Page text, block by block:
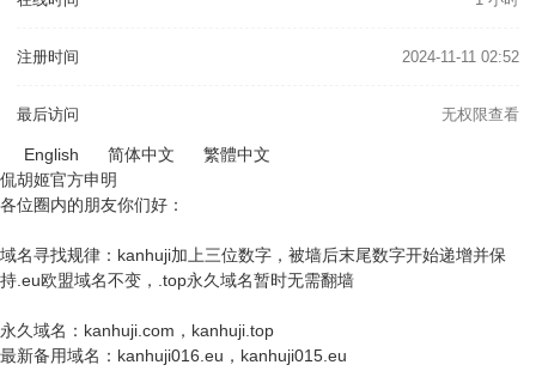
注册时间 2024-11-11 02:52
最后访问 无权限查看
English 简体中文
繁體中文
侃胡姬官方申明
各位圈内的朋友你们好：
域名寻找规律：kanhuji加上三位数字，被墙后末尾数字开始递增并保
持.eu欧盟域名不变，.top永久域名暂时无需翻墙
永久域名：kanhuji.com，kanhuji.top
最新备用域名：kanhuji016.eu，kanhuji015.eu